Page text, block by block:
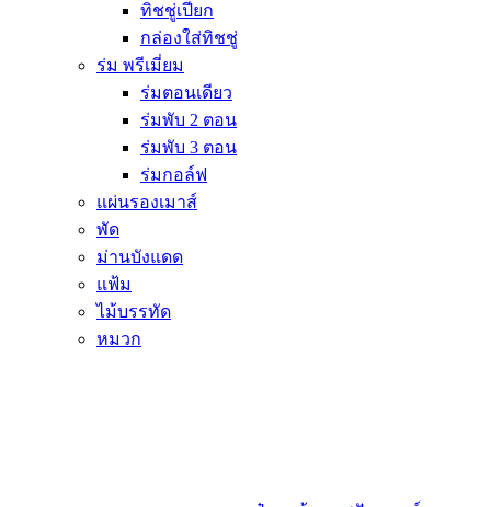
ทิชชู่เปียก
กล่องใส่ทิชชู่
ร่ม พรีเมี่ยม
ร่มตอนเดียว
ร่มพับ 2 ตอน
ร่มพับ 3 ตอน
ร่มกอล์ฟ
แผ่นรองเมาส์
พัด
ม่านบังแดด
แฟ้ม
ไม้บรรทัด
หมวก